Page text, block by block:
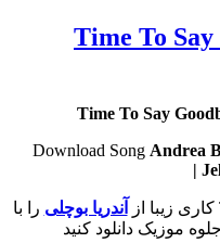
دانلود آهنگ آندریا بوچلی Time To Say
Andrea
آندریا بوچلی را با
موزیک دانلود کنید